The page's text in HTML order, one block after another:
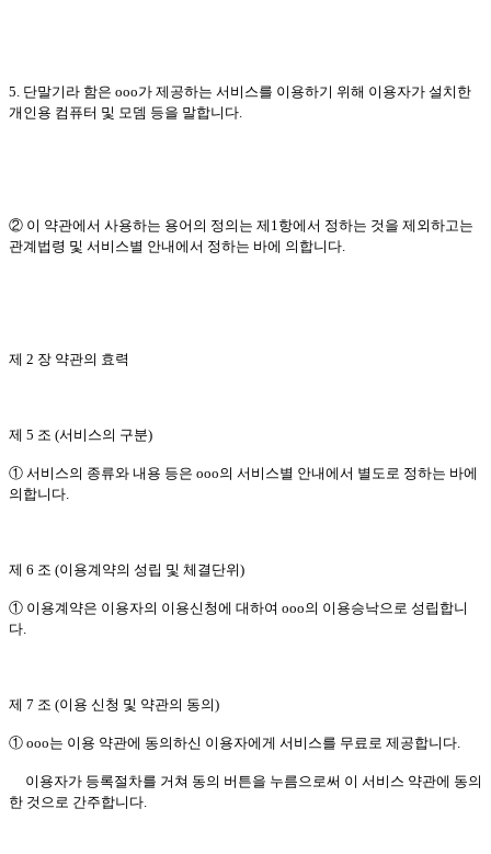
5. 단말기라 함은 ooo가 제공하는 서비스를 이용하기 위해 이용자가 설치한
개인용 컴퓨터 및 모뎀 등을 말합니다.
② 이 약관에서 사용하는 용어의 정의는 제1항에서 정하는 것을 제외하고는
관계법령 및 서비스별 안내에서 정하는 바에 의합니다.
제 2 장 약관의 효력
제 5 조 (서비스의 구분)
① 서비스의 종류와 내용 등은 ooo의 서비스별 안내에서 별도로 정하는 바에
의합니다.
제 6 조 (이용계약의 성립 및 체결단위)
① 이용계약은 이용자의 이용신청에 대하여 ooo의 이용승낙으로 성립합니
다.
제 7 조 (이용 신청 및 약관의 동의)
① ooo는 이용 약관에 동의하신 이용자에게 서비스를 무료로 제공합니다.
이용자가 등록절차를 거쳐 동의 버튼을 누름으로써 이 서비스 약관에 동의
한 것으로 간주합니다.